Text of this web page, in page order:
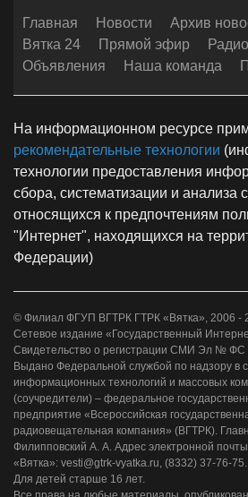
Главная Новости Архив
Вятка 24
Прямой эфир Радио
Объявления
Наша команда
На информационном ресурсе
рекомендательные технологии
технологии предоставления
сбора, систематизации и анализа
относящихся к предпочтениям
"Интернет", находящихся на
Федерации)
© Филиал ФГУП ВГТРК ГТРК «Вятка», 2006 -
Сетевое издание «Государственный
Свидетельство о регистрации СМИ Эл № ФС
Выдано Федеральной службой по надзору в
информационных технологий и массовых
(соучредители) – федеральное
предприятие «Всероссийская
радиовещательная компания» (ВГТРК).
Филипповский А. А. Адрес электронной
«Вятка»: vesti@gtrk-vyatka.ru, (8332) 37-76-75.
Для детей старше 16 лет.